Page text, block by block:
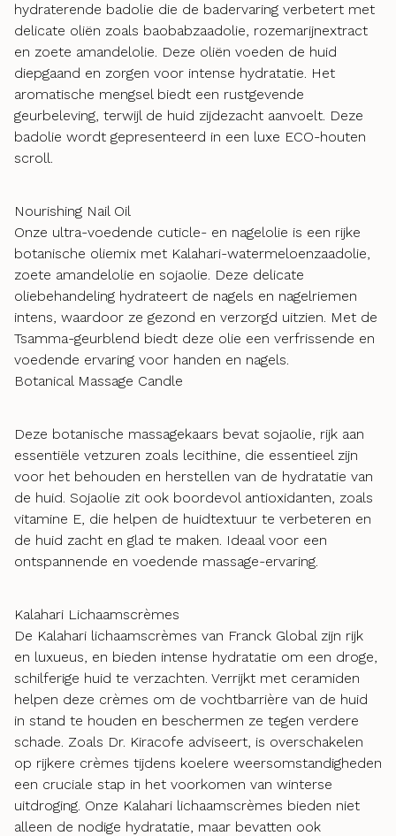
hydraterende badolie die de badervaring verbetert met
delicate oliën zoals baobabzaadolie, rozemarijnextract
en zoete amandelolie. Deze oliën voeden de huid
diepgaand en zorgen voor intense hydratatie. Het
aromatische mengsel biedt een rustgevende
geurbeleving, terwijl de huid zijdezacht aanvoelt. Deze
badolie wordt gepresenteerd in een luxe ECO-houten
scroll.
Nourishing Nail Oil
Onze ultra-voedende cuticle- en nagelolie is een rijke
botanische oliemix met Kalahari-watermeloenzaadolie,
zoete amandelolie en sojaolie. Deze delicate
oliebehandeling hydrateert de nagels en nagelriemen
intens, waardoor ze gezond en verzorgd uitzien. Met de
Tsamma-geurblend biedt deze olie een verfrissende en
voedende ervaring voor handen en nagels.
Botanical Massage Candle
Deze botanische massagekaars bevat sojaolie, rijk aan
essentiële vetzuren zoals lecithine, die essentieel zijn
voor het behouden en herstellen van de hydratatie van
de huid. Sojaolie zit ook boordevol antioxidanten, zoals
vitamine E, die helpen de huidtextuur te verbeteren en
de huid zacht en glad te maken. Ideaal voor een
ontspannende en voedende massage-ervaring.
Kalahari Lichaamscrèmes
De Kalahari lichaamscrèmes van Franck Global zijn rijk
en luxueus, en bieden intense hydratatie om een droge,
schilferige huid te verzachten. Verrijkt met ceramiden
helpen deze crèmes om de vochtbarrière van de huid
in stand te houden en beschermen ze tegen verdere
schade. Zoals Dr. Kiracofe adviseert, is overschakelen
op rijkere crèmes tijdens koelere weersomstandigheden
een cruciale stap in het voorkomen van winterse
uitdroging. Onze Kalahari lichaamscrèmes bieden niet
alleen de nodige hydratatie, maar bevatten ook